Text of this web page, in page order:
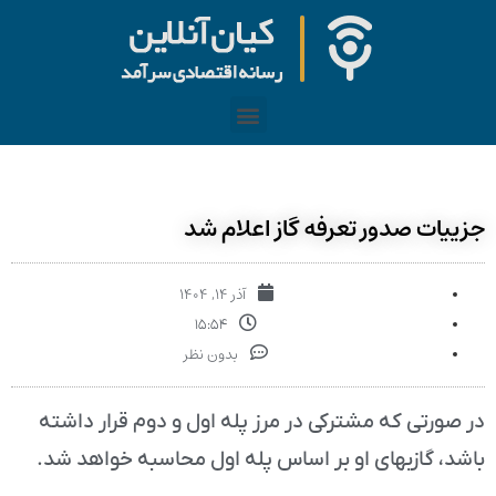
جزییات صدور تعرفه گاز اعلام شد
آذر ۱۴, ۱۴۰۴
۱۵:۵۴
بدون نظر
در صورتی که مشترکی در مرز پله اول و دوم قرار داشته
باشد، گازبهای او بر اساس پله اول محاسبه خواهد شد.